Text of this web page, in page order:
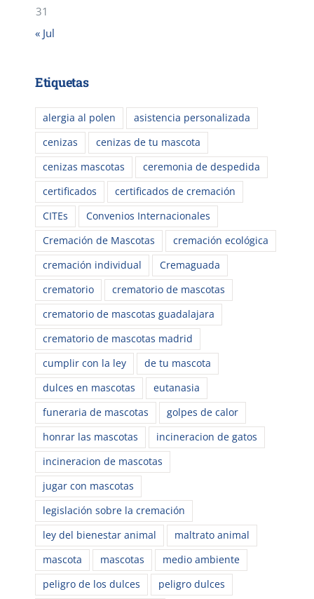
31
« Jul
Etiquetas
alergia al polen
asistencia personalizada
cenizas
cenizas de tu mascota
cenizas mascotas
ceremonia de despedida
certificados
certificados de cremación
CITEs
Convenios Internacionales
Cremación de Mascotas
cremación ecológica
cremación individual
Cremaguada
crematorio
crematorio de mascotas
crematorio de mascotas guadalajara
crematorio de mascotas madrid
cumplir con la ley
de tu mascota
dulces en mascotas
eutanasia
funeraria de mascotas
golpes de calor
honrar las mascotas
incineracion de gatos
incineracion de mascotas
jugar con mascotas
legislación sobre la cremación
ley del bienestar animal
maltrato animal
mascota
mascotas
medio ambiente
peligro de los dulces
peligro dulces